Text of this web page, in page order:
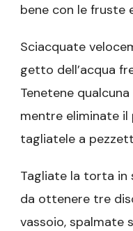
bene con le fruste
Sciacquate
getto dell’acqua
Tenetene
mentre eliminate
tagliatele a
Tagliate la torta in
da ottenere tre
vassoio, spalmate